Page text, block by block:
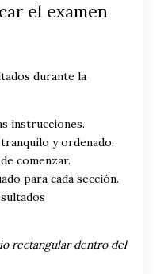
el examen
durante la
instrucciones.
y ordenado.
comenzar.
para cada sección.
rectangular dentro del